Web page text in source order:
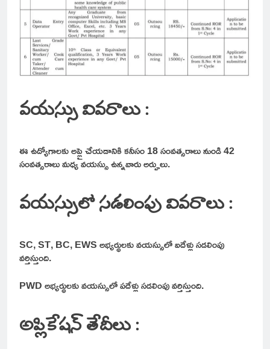
వయస్సు వివరాలు :
ఈ ఉద్యోగాలకు అప్లై చేయడానికి కనీసం 18 సంవత్సరాలు నుండి 42
సంవత్సరాలు మధ్య వయస్సు ఉన్నవారు అర్హులు.
వయస్సులో సడలింపు వివరాలు :
SC, ST, BC, EWS అభ్యర్థులకు వయస్సులో ఐదేళ్లు సడలింపు
వర్తిస్తుంది.
PWD అభ్యర్థులకు వయస్సులో పదేళ్లు సడలింపు వర్తిస్తుంది.
అప్లికేషన్ తేదీలు :